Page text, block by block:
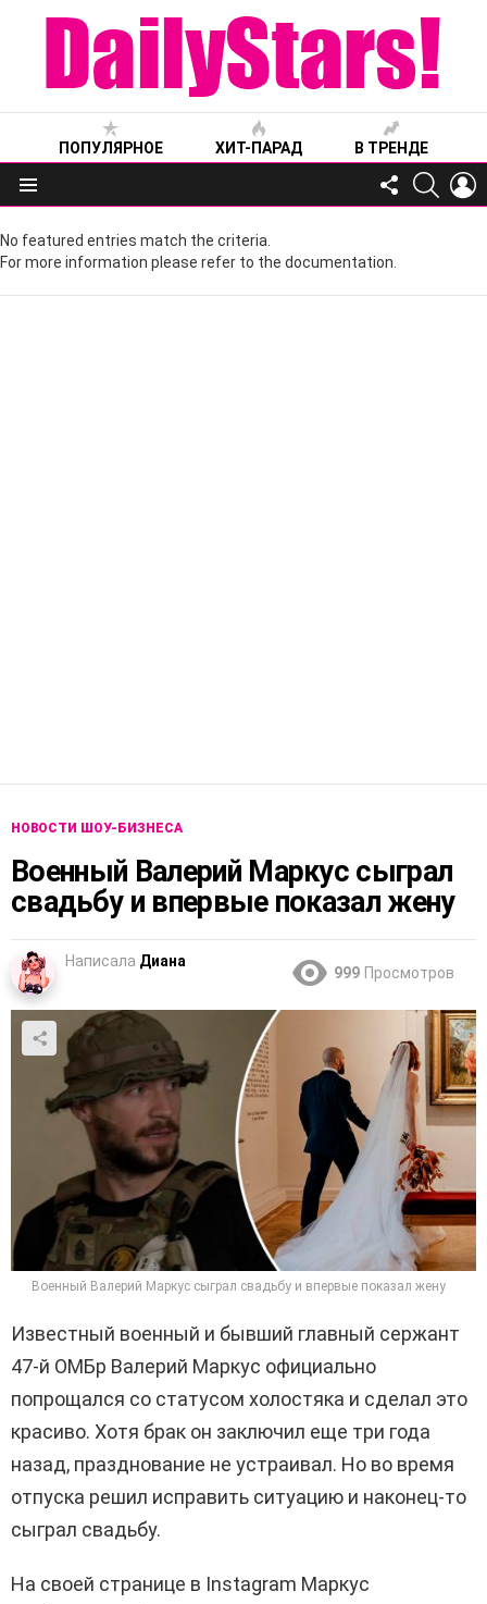
ПОПУЛЯРНОЕ ХИТ-ПАРАД В ТРЕНДЕ
Меню
FOLLOW
US
No featured entries match the criteria.
For more information please refer to the documentation.
НОВОСТИ ШОУ-БИЗНЕСА
Военный Валерий Маркус сыграл
свадьбу и впервые показал жену
Написала Диана
999 Просмотров
Военный Валерий Маркус сыграл свадьбу и впервые показал жену
Известный военный и бывший главный сержант
47-й ОМБр Валерий Маркус официально
попрощался со статусом холостяка и сделал это
красиво. Хотя брак он заключил еще три года
назад, празднование не устраивал. Но во время
отпуска решил исправить ситуацию и наконец-то
сыграл свадьбу.
На своей странице в Instagram Маркус